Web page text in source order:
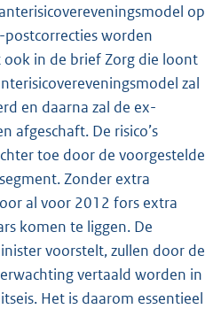
eveningsmodel op
worden
in de brief Zorg die loont
zal
en daarna zal de ex-
afgeschaft. De risico’s
toe door de voorgestelde
Zonder extra
al voor 2012 fors extra
komen te liggen. De
voorstelt, zullen door de
vertaald worden in
Het is daarom essentieel